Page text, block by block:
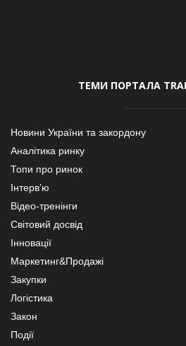
ТЕМИ ПОРТАЛА
Новини України та закордону
Аналітика ринку
Топи про ринок
Інтерв’ю
Відео-тренінги
Світовий досвід
Інновації
Маркетинг&Продажі
Закупки
Логістика
Закон
Події